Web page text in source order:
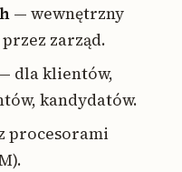
— wewnętrzny
zarząd.
dla klientów,
kandydatów.
procesorami